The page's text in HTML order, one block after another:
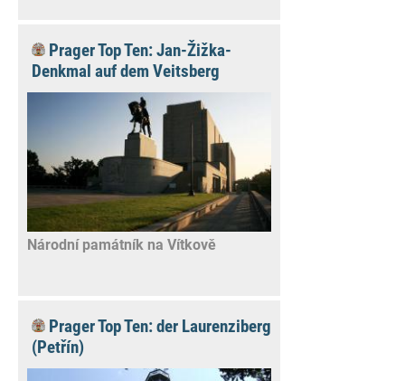
Prager Top Ten: Jan-Žižka-
Denkmal auf dem Veitsberg
Národní památník na Vítkově
Prager Top Ten: der Laurenziberg
(Petřín)